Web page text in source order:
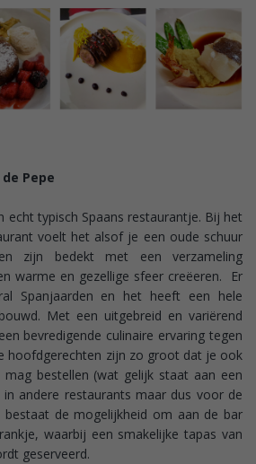
Pepe
echt typisch Spaans restaurantje. Bij het
voelt het alsof je een oude schuur
zijn bedekt met een verzameling
warme en gezellige sfeer creëeren. Er
Spanjaarden en het heeft een hele
Met een uitgebreid en variërend
bevredigende culinaire ervaring tegen
hoofdgerechten zijn zo groot dat je ook
bestellen (wat gelijk staat aan een
andere restaurants maar dus voor de
bestaat de mogelijkheid om aan de bar
waarbij een smakelijke tapas van
geserveerd.